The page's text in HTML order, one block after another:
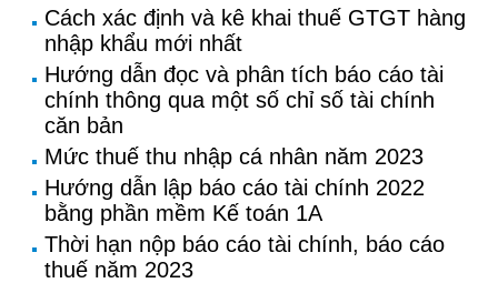
Cách xác định và kê khai thuế GTGT hàng
nhập khẩu mới nhất
Hướng dẫn đọc và phân tích báo cáo tài
chính thông qua một số chỉ số tài chính
căn bản
Mức thuế thu nhập cá nhân năm 2023
Hướng dẫn lập báo cáo tài chính 2022
bằng phần mềm Kế toán 1A
Thời hạn nộp báo cáo tài chính, báo cáo
thuế năm 2023